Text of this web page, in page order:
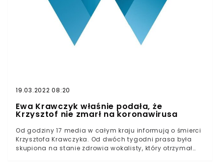
19.03.2022 08:20
Ewa Krawczyk właśnie podała, że
Krzysztof nie zmarł na koronawirusa
Od godziny 17 media w całym kraju informują o śmierci
Krzysztofa Krawczyka. Od dwóch tygodni prasa była
skupiona na stanie zdrowia wokalisty, który otrzymał